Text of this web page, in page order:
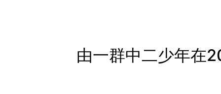
由一群中二少年在